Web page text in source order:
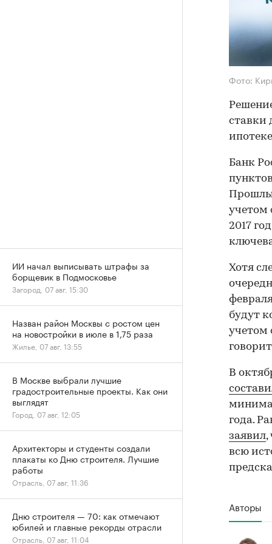
Фото:
ставки
Банк
учетом
2017
Хотя
будут
учетом
В
года.
заявил,
всю
Авторы
ИИ начал выписывать штрафы за
борщевик в Подмосковье
Загород, 07 авг, 15:30
Назван район Москвы с ростом цен
на новостройки в июле в 1,75 раза
Жилье, 07 авг, 13:55
В Москве выбрали лучшие
градостроительные проекты. Как они
выглядят
Город, 07 авг, 12:05
Архитекторы и студенты создали
плакаты ко Дню строителя. Лучшие
работы
Отрасль, 07 авг, 11:36
Дню строителя — 70: как отмечают
юбилей и главные рекорды отрасли
Отрасль, 07 авг, 11:04